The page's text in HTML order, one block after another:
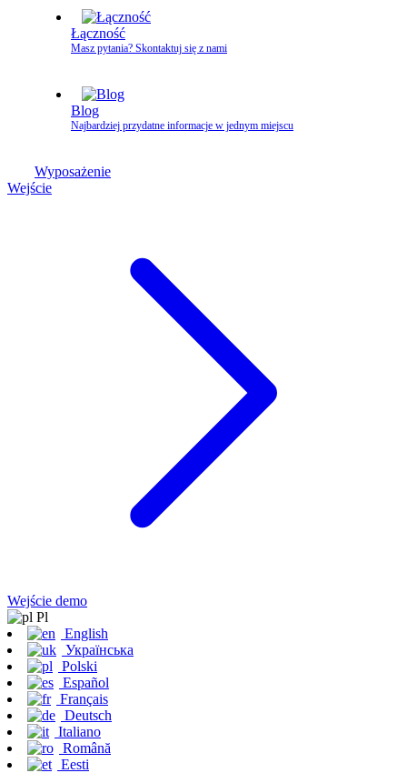
Łączność
Masz pytania? Skontaktuj się z nami
Blog
Najbardziej przydatne informacje w jednym miejscu
Wyposażenie
Wejście
Wejście demo
Pl
English
Українська
Polski
Español
Français
Deutsch
Italiano
Română
Eesti